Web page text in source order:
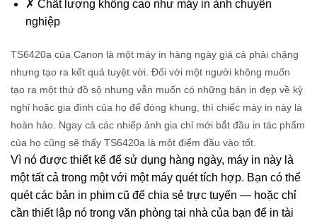
✗ Chất lượng không cao như máy in ảnh chuyên
nghiệp
TS6420a của Canon là một máy in hàng ngày giá cả phải chăng
nhưng tạo ra kết quả tuyệt vời. Đối với một người không muốn
tạo ra một thứ đồ sộ nhưng vẫn muốn có những bản in đẹp về kỳ
nghỉ hoặc gia đình của họ để đóng khung, thì chiếc máy in này là
hoàn hảo. Ngay cả các nhiếp ảnh gia chỉ mới bắt đầu in tác phẩm
của họ cũng sẽ thấy TS6420a là một điểm đầu vào tốt.
Vì nó được thiết kế để sử dụng hàng ngày, máy in này là
một tất cả trong một với một máy quét tích hợp. Bạn có thể
quét các bản in phim cũ để chia sẻ trực tuyến — hoặc chỉ
cần thiết lập nó trong văn phòng tại nhà của bạn để in tài